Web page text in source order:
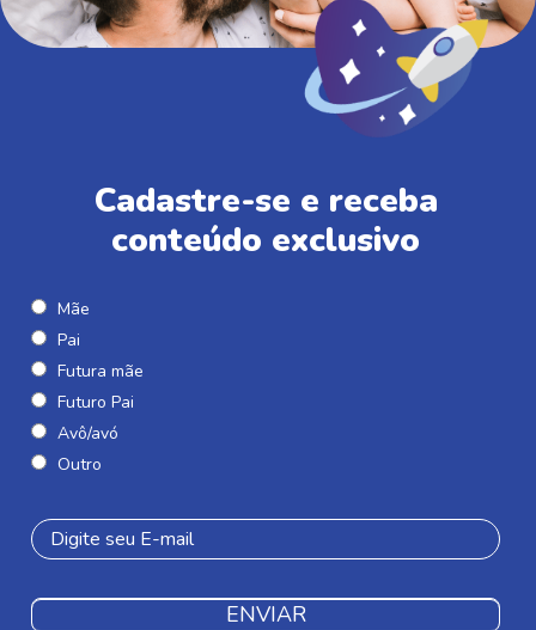
Cadastre-se e receba
conteúdo exclusivo
Mãe
Pai
Futura mãe
Futuro Pai
Avô/avó
Outro
ENVIAR